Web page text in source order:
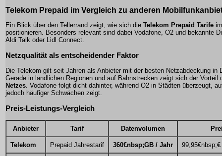
Telekom Prepaid im Vergleich zu anderen
Ein Blick über den Tellerrand zeigt, wie sich die Telekom Prepaid Tarife
positionieren. Besonders relevant sind dabei Vodafone, O2 und bekannte
Aldi Talk oder Lidl Connect.
Netzqualität als entscheidender Faktor
Die Telekom gilt seit Jahren als Anbieter mit der besten Netzabdeckung in
Gerade in ländlichen Regionen und auf Bahnstrecken zeigt sich der Vorteil
Netzes. Vodafone folgt dicht dahinter, während O2 in Städten überzeugt,
jedoch häufiger Schwächen zeigt.
Preis-Leistungs-Vergleich
Anbieter Tarif Datenvolumen
Telekom Prepaid Jahrestarif 360€nbsp;GB / Jahr 99,95€nbsp;€